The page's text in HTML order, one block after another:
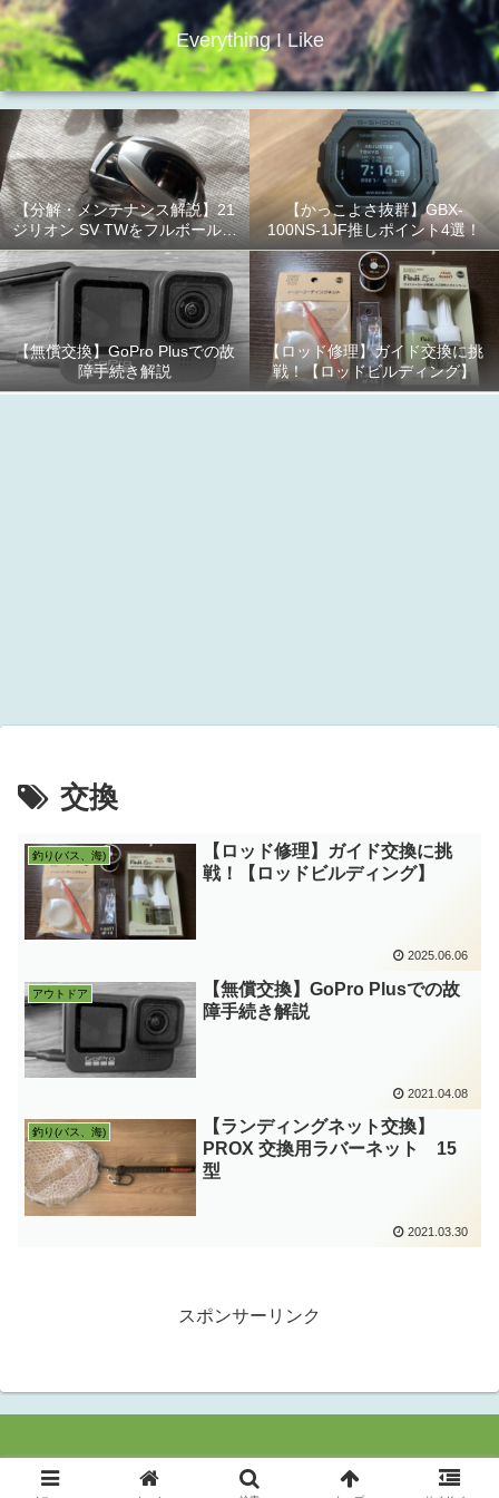
Everything I Like
【分解・メンテナンス解説】21
ジリオン SV TWをフルボールベ
アリング化！
【かっこよさ抜群】GBX-
100NS-1JF推しポイント4選！
【無償交換】GoPro Plusでの故
障手続き解説
【ロッド修理】ガイド交換に挑
戦！【ロッドビルディング】
交換
釣り(バス、海)
【ロッド修理】ガイド交換に挑
戦！【ロッドビルディング】
2025.06.06
アウトドア
【無償交換】GoPro Plusでの故
障手続き解説
2021.04.08
釣り(バス、海)
【ランディングネット交換】
PROX 交換用ラバーネット 15
型
2021.03.30
スポンサーリンク
© 2020 Everything I Like.